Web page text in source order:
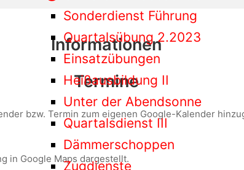
Sonderdienst Führung
Quartalsübung 2.2023
Einsatzübungen
Heißausbildung II
Unter der Abendsonne
Quartalsdienst III
Dämmerschoppen
Zugdienste
Informationen
Termine
bzw. Termin zum eigenen Google-Kalender
in Google Maps dargestellt.